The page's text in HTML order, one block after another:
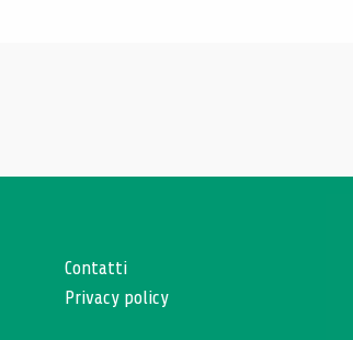
Contatti
Privacy policy